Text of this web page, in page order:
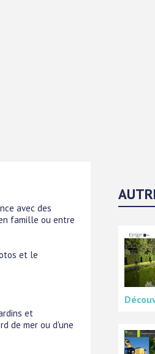
avec des
famille ou entre
et le
et
de mer ou d'une